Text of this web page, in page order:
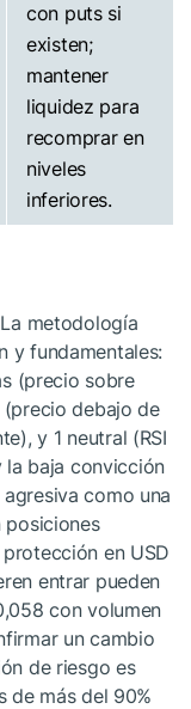
con puts si
existen;
mantener
liquidez para
recomprar en
niveles
inferiores.
metodología
y fundamentales:
(precio sobre
(precio debajo de
y 1 neutral (RSI
la baja convicción
como una
posiciones
en USD
entrar pueden
con volumen
un cambio
de riesgo es
de más del 90%